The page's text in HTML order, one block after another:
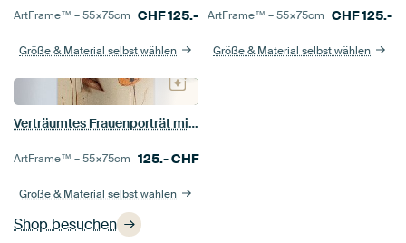
Shop besuchen
ArtFrame™ –55×75cm CHF125.-
Größe & Material selbst wählen
ArtFrame™ –55×75cm CHF125.-
Größe & Material selbst wählen
Verträumtes Frauenporträt mit orangefarbenen Mohnblumen – Beruhigende Fine-Art-Wanddekoration
ArtFrame™ –55×75cm 125.-CHF
Größe & Material selbst wählen